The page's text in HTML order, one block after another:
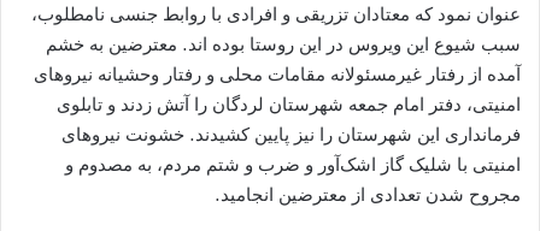
عنوان نمود که معتادان تزریقی و افرادی با روابط جنسی نامطلوب،
سبب شیوع این ویروس در این روستا بوده اند. معترضین به خشم
آمده از رفتار غیرمسئولانه مقامات محلی و رفتار وحشیانه نیروهای
امنیتی، دفتر امام جمعه شهرستان لردگان را آتش زدند و تابلوی
فرمانداری این شهرستان را نیز پایین کشیدند. خشونت نیروهای
امنیتی با شلیک گاز اشک‌آور و ضرب و شتم مردم، به مصدوم و
مجروح شدن تعدادی از معترضین انجامید.